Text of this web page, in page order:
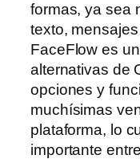
formas, ya sea
texto,
FaceFlow es
alternativas de
opciones y
muchísimas
plataforma, lo
importante